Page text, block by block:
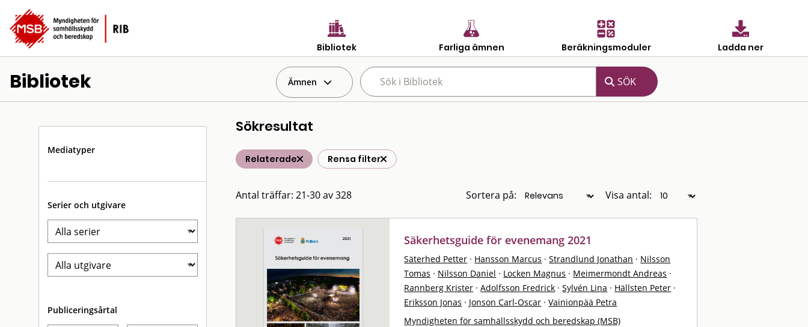
Bibliotek Farliga ämnen Beräkningsmoduler Ladda ner
Bibliotek Ämnen
Mediatyper
Serier och utgivare
Publiceringsårtal
Sökresultat
Relaterade Rensa filter
Antal träffar: 21-30 av 328 Sortera på: Visa antal:
Säkerhetsguide för evenemang 2021
Säterhed Petter · Hansson Marcus · Strandlund Jonathan · Nilsson
Tomas · Nilsson Daniel · Locken Magnus · Meimermondt Andreas ·
Rannberg Krister · Adolfsson Fredrick · Sylvén Lina · Hällsten Peter ·
Eriksson Jonas · Jonson Carl-Oscar · Vainionpää Petra
Myndigheten för samhällsskydd och beredskap (MSB)